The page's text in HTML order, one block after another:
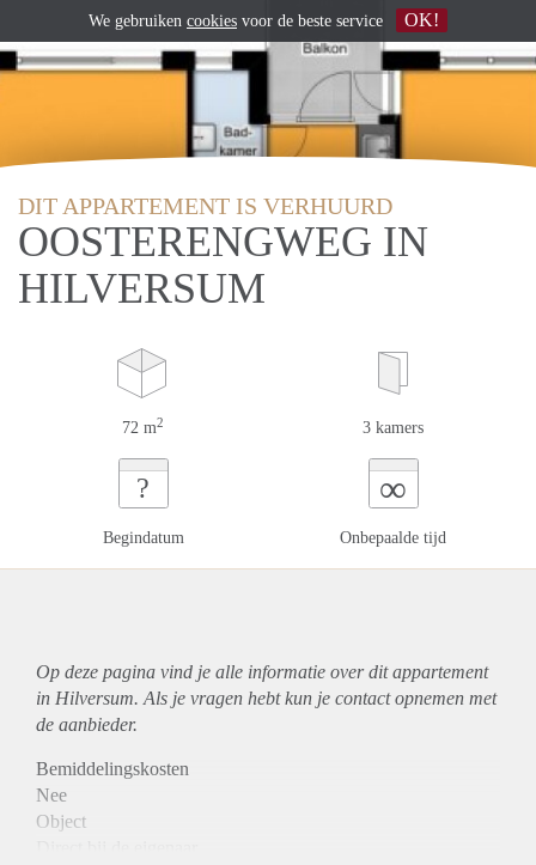
DIT APPARTEMENT IS VERHUURD
OOSTERENGWEG IN
HILVERSUM
72 m2 3 kamers
?
Begindatum
∞
Onbepaalde tijd
Op deze pagina vind je alle informatie over ditappartement
in Hilversum. Als je vragen hebt kun je contact opnemen met
de aanbieder.
Bemiddelingskosten
Nee
Object
We gebruiken cookies voor de beste service OK!